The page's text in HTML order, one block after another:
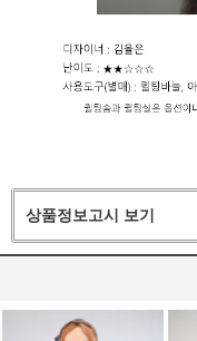
상품정보고시 보기